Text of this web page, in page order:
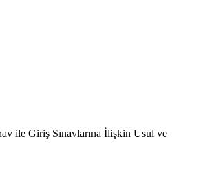
ile Giriş Sınavlarına İlişkin Usul ve